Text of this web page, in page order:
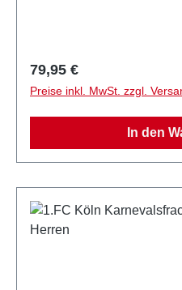
Regulärer Preis:
79,95 €
Preise inkl. MwSt. zzgl.
In den